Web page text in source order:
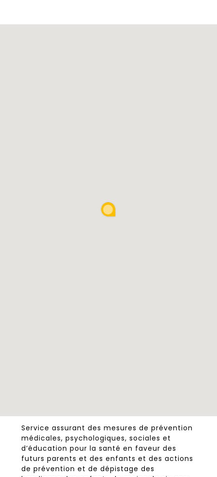
Service assurant des mesures de prévention
médicales, psychologiques, sociales et
d’éducation pour la santé en faveur des
futurs parents et des enfants et des actions
de prévention et de dépistage des